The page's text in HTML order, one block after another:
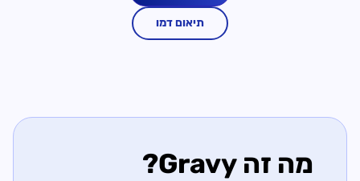
תיאום דמו
מה זה Gravy?